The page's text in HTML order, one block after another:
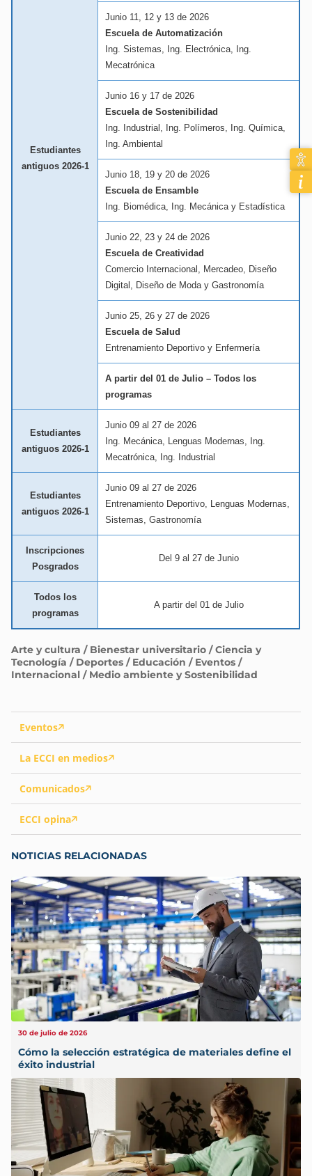
Eventos
La ECCI en medios
Comunicados
ECCI opina
NOTICIAS RELACIONADAS
30 de julio de 2026
Cómo la selección estratégica de materiales define el
éxito industrial
Estudiantes
antiguos 2026-1
Junio 11, 12 y 13 de 2026
Escuela de Automatización
Ing. Sistemas, Ing. Electrónica, Ing.
Mecatrónica
Junio 16 y 17 de 2026
Escuela de Sostenibilidad
Ing. Industrial, Ing. Polímeros, Ing. Química,
Ing. Ambiental
Junio 18, 19 y 20 de 2026
Escuela de Ensamble
Ing. Biomédica, Ing. Mecánica y Estadística
Junio 22, 23 y 24 de 2026
Escuela de Creatividad
Comercio Internacional, Mercadeo, Diseño
Digital, Diseño de Moda y Gastronomía
Junio 25, 26 y 27 de 2026
Escuela de Salud
Entrenamiento Deportivo y Enfermería
A partir del 01 de Julio – Todos los
programas
Estudiantes
antiguos 2026-1
Junio 09 al 27 de 2026
Ing. Mecánica, Lenguas Modernas, Ing.
Mecatrónica, Ing. Industrial
Estudiantes
antiguos 2026-1
Junio 09 al 27 de 2026
Entrenamiento Deportivo, Lenguas Modernas,
Sistemas, Gastronomía
Inscripciones
Posgrados
Del 9 al 27 de Junio
Todos los
programas
A partir del 01 de Julio
Arte y cultura / Bienestar universitario / Ciencia y
Tecnología / Deportes / Educación / Eventos /
Internacional / Medio ambiente y Sostenibilidad